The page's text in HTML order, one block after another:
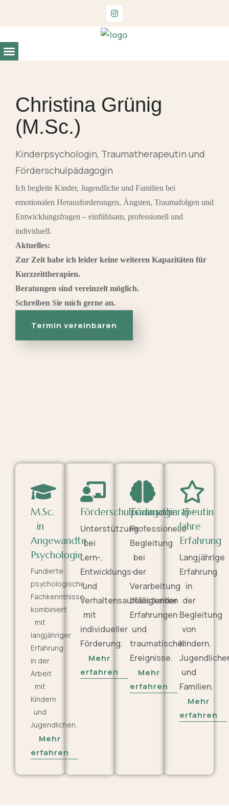
Christina Grünig
(M.Sc.)
Kinderpsychologin, Traumatherapeutin und
Förderschulpädagogin
Ich begleite Kinder, Jugendliche und Familien bei
emotionalen Herausforderungen, Ängsten, Traumafolgen und
Entwicklungsfragen – einfühlsam, professionell und
individuell.
Aktuelles:
Zur Zeit habe ich leider keine weiteren Kapazitäten für
Kurzzeittherapien.
Beratungen sind vereinzelt möglich.
Schreiben Sie mich gerne an.
Termin vereinbaren
M.Sc.
in
Angewandte
Psychologie
Fundierte
psychologische
Fachkenntnisse
kombiniert
mit
langjähriger
Erfahrung
in der
Arbeit
mit
Kindern
und
Jugendlichen.
Mehr
erfahren
Förderschulpädagogin
Unterstützung
bei
Lern-,
Entwicklungs-
und
Verhaltensauffälligkeiten
mit
individueller
Förderung.
Mehr
erfahren
Traumatherapeutin
Professionelle
Begleitung
bei
der
Verarbeitung
belastender
Erfahrungen
und
traumatischer
Ereignisse.
Mehr
erfahren
15+
Jahre
Erfahrung
Langjährige
Erfahrung
in
der
Begleitung
von
Kindern,
und
Familien.
Mehr
erfahren